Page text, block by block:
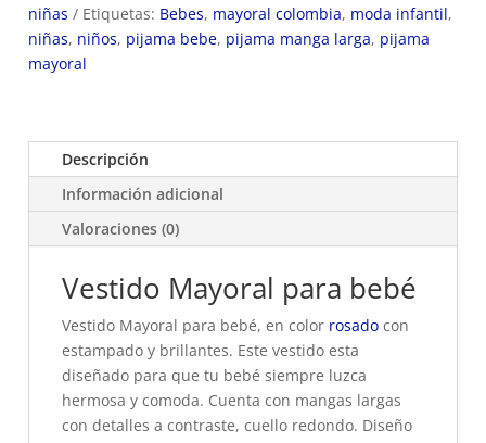
niñas
Etiquetas: Bebes, mayoral colombia, moda infantil,
niñas, niños, pijama bebe, pijama manga larga, pijama
mayoral
Descripción
Información adicional
Valoraciones (0)
Vestido Mayoral para bebé
Vestido Mayoral para bebé, en color rosado con
estampado y brillantes. Este vestido esta
diseñado para que tu bebé siempre luzca
hermosa y comoda. Cuenta con mangas largas
con detalles a contraste, cuello redondo. Diseño